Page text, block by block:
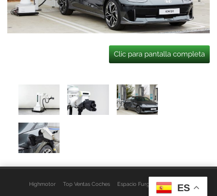
Clic para pantalla completa
Highmotor Top Ventas Coches Espacio Furgo Aviso Legal
ES